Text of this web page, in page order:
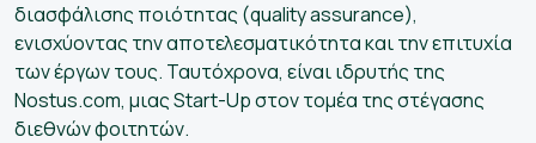
διασφάλισης ποιότητας (quality assurance),
ενισχύοντας την αποτελεσματικότητα και την επιτυχία
των έργων τους. Ταυτόχρονα, είναι ιδρυτής της
Nostus.com, μιας Start-Up στον τομέα της στέγασης
διεθνών φοιτητών.